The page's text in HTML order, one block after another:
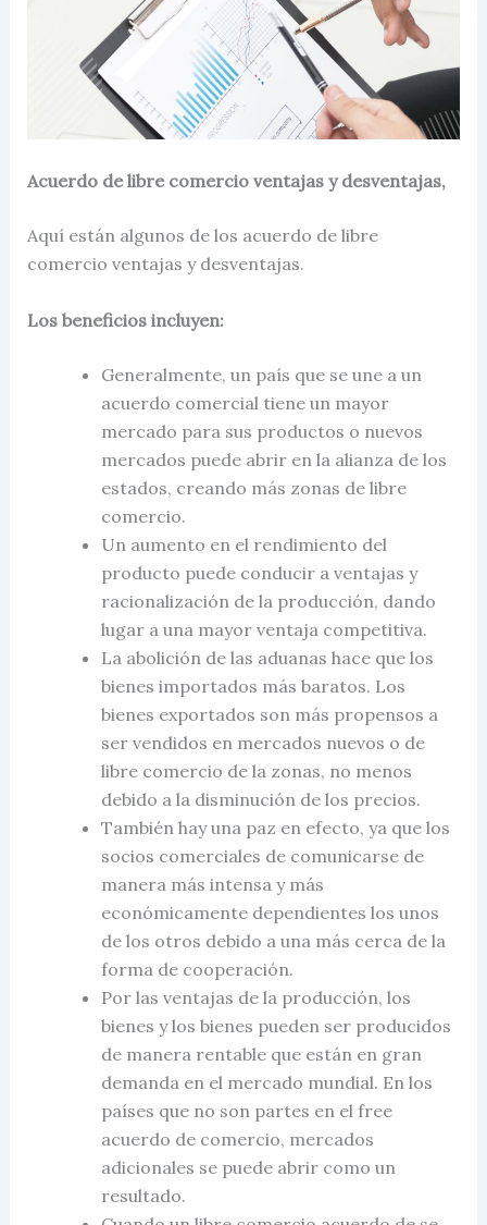
Acuerdo de libre comercio ventajas y desventajas,
Aquí están algunos de los acuerdo de libre
comercio ventajas y desventajas.
Los beneficios incluyen:
Generalmente, un país que se une a un
acuerdo comercial tiene un mayor
mercado para sus productos o nuevos
mercados puede abrir en la alianza de los
estados, creando más zonas de libre
comercio.
Un aumento en el rendimiento del
producto puede conducir a ventajas y
racionalización de la producción, dando
lugar a una mayor ventaja competitiva.
La abolición de las aduanas hace que los
bienes importados más baratos. Los
bienes exportados son más propensos a
ser vendidos en mercados nuevos o de
librecomercio de la zonas, no menos
debido a la disminución de los precios.
También hay una paz en efecto, ya que los
socios comerciales de comunicarse de
manera más intensa y más
económicamente dependientes los unos
de los otros debido a una más cerca de la
forma de cooperación.
Por las ventajas de la producción, los
bienes y los bienes pueden ser producidos
de manera rentable que están en gran
demanda en el mercado mundial. En los
países que no son partes en el free
acuerdo de comercio, mercados
adicionales se puede abrir como un
resultado.